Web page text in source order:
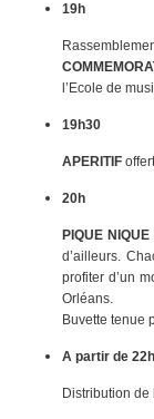
19h
l’Ecole de
19h30
APERITIF
20h
PIQUE
d’ailleurs.
profiter d’un
Orléans.
Buvette tenue
A partir de 22h
Distribution de